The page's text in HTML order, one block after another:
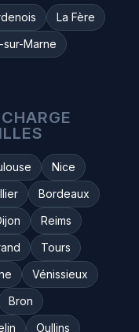
La Fère
sur-Marne
Nice
Bordeaux
Reims
Tours
Vénissieux
Bron
Oullins